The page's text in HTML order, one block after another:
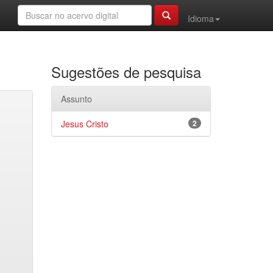
Idioma
Sugestões de pesquisa
Assunto
2
Jesus Cristo